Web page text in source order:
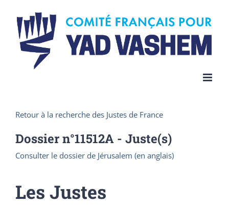
content
Retour à la recherche des Justes de France
Dossier n°11512A - Juste(s)
Consulter le dossier de Jérusalem (en anglais)
Les Justes